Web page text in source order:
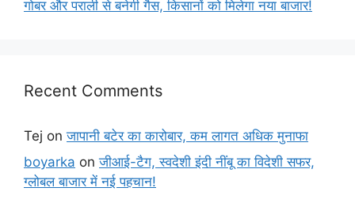
गोबर और पराली से बनेगी गैस, किसानों को मिलेगा नया बाजार!
Recent Comments
Tej onजापानी बटेर का कारोबार, कम लागत अधिक मुनाफा
boyarka onजीआई-टैग, स्वदेशी इंदी नींबू का विदेशी सफर,
ग्लोबल बाजार में नई पहचान!